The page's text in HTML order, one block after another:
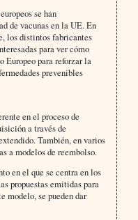
se han
de vacunas en la UE. En
los distintos fabricantes
para ver cómo
Europeo para reforzar la
prevenibles
en el proceso de
a través de
También, en varios
a modelos de reembolso.
en el que se centra en los
propuestas emitidas para
modelo, se pueden dar